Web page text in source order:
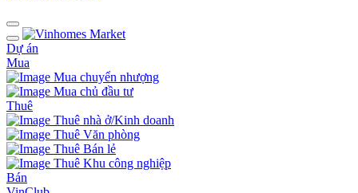
Dự án
Mua
Mua chuyển nhượng
Mua chủ đầu tư
Thuê
Thuê nhà ở/Kinh doanh
Thuê Văn phòng
Thuê Bán lẻ
Thuê Khu công nghiệp
Bán